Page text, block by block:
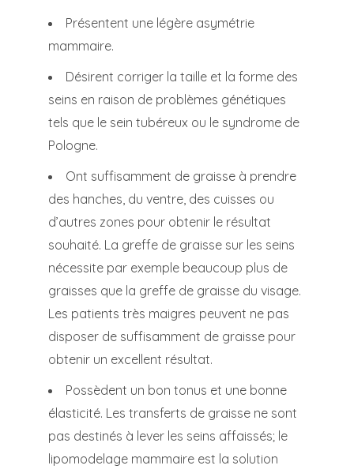
Présentent une légère asymétrie
mammaire.
Désirent corriger la taille et la forme des
seins en raison de problèmes génétiques
tels que le sein tubéreux ou le syndrome de
Pologne.
Ont suffisamment de graisse à prendre
des hanches, du ventre, des cuisses ou
d’autres zones pour obtenir le résultat
souhaité. La greffe de graisse sur les seins
nécessite par exemple beaucoup plus de
graisses que la greffe de graisse du visage.
Les patients très maigres peuvent ne pas
disposer de suffisamment de graisse pour
obtenir un excellent résultat.
Possèdent un bon tonus et une bonne
élasticité. Les transferts de graisse ne sont
pas destinés à lever les seins affaissés; le
lipomodelage mammaire est la solution